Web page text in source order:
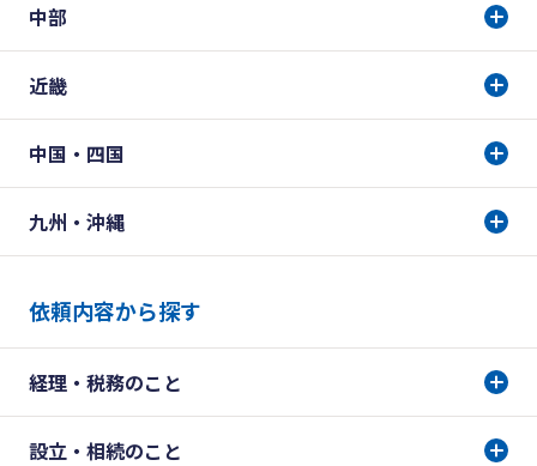
中部
近畿
中国・四国
九州・沖縄
依頼内容から探す
経理・税務のこと
設立・相続のこと